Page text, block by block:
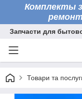
Комплекты
Запчасти для
Товари та